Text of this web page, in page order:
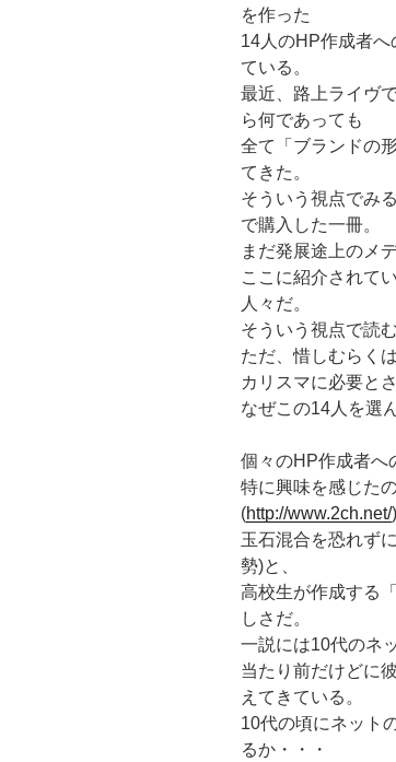
を作った
14人のHP作成者
ている。
最近、路上ライヴ
ら何であっても
全て「ブランドの
てきた。
そういう視点でみ
で購入した一冊。
まだ発展途上のメ
ここに紹介されて
人々だ。
そういう視点で読
ただ、惜しむらく
カリスマに必要と
なぜこの14人を選
個々のHP作成者へ
特に興味を感じた
(http://www.2ch.net/
玉石混合を恐れず
勢)と、
高校生が作成する
しさだ。
一説には10代のネ
当たり前だけどに
えてきている。
10代の頃にネット
るか・・・